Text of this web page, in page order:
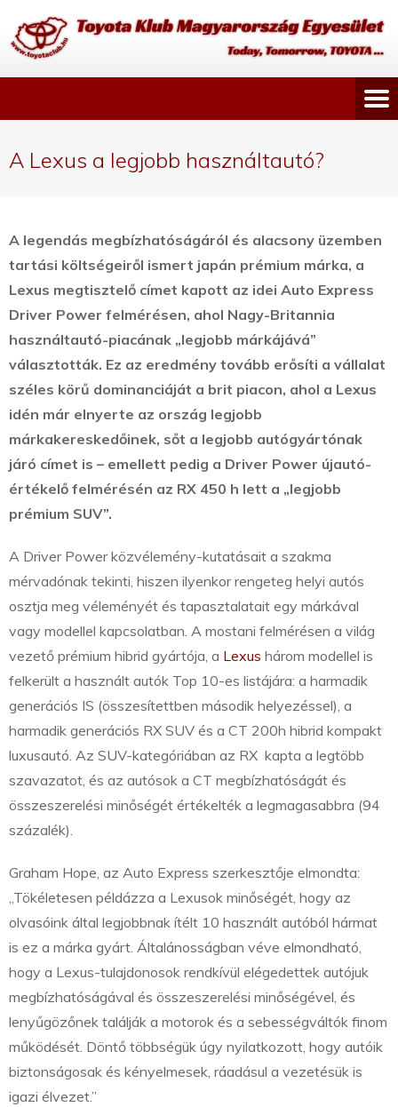
A Lexus a legjobb használtautó?
A legendás megbízhatóságáról és alacsony üzemben
tartási költségeiről ismert japán prémium márka, a
Lexus megtisztelő címet kapott az idei Auto Express
Driver Power felmérésen, ahol Nagy-Britannia
használtautó-piacának „legjobb márkájává”
választották. Ez az eredmény tovább erősíti a vállalat
széles körű dominanciáját a brit piacon, ahol a Lexus
idén már elnyerte az ország legjobb
márkakereskedőinek, sőt a legjobb autógyártónak
járó címet is – emellett pedig a Driver Power újautó-
értékelő felmérésén az RX 450 h lett a „legjobb
prémium SUV”.
A Driver Power közvélemény-kutatásait a szakma
mérvadónak tekinti, hiszen ilyenkor rengeteg helyi autós
osztja meg véleményét és tapasztalatait egy márkával
vagy modellel kapcsolatban. A mostani felmérésen a világ
vezető prémium hibrid gyártója, a Lexus három modellel is
felkerült a használt autók Top 10-es listájára: a harmadik
generációs IS (összesítettben második helyezéssel), a
harmadik generációs RX SUV és a CT 200h hibrid kompakt
luxusautó. Az SUV-kategóriában az RX kapta a legtöbb
szavazatot, és az autósok a CT megbízhatóságát és
összeszerelési minőségét értékelték a legmagasabbra (94
százalék).
Graham Hope, az Auto Express szerkesztője elmondta:
„Tökéletesen példázza a Lexusok minőségét, hogy az
olvasóink által legjobbnak ítélt 10 használt autóból hármat
is ez a márka gyárt. Általánosságban véve elmondható,
hogy a Lexus-tulajdonosok rendkívül elégedettek autójuk
megbízhatóságával és összeszerelési minőségével, és
lenyűgözőnek találják a motorok és a sebességváltók finom
működését. Döntő többségük úgy nyilatkozott, hogy autóik
biztonságosak és kényelmesek, ráadásul a vezetésük is
igazi élvezet.”